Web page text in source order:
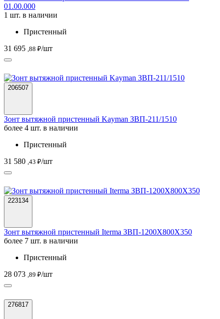
01.00.000
1 шт. в наличии
Пристенный
31 695 ,88 ₽/шт
206507
Зонт вытяжной пристенный Kayman ЗВП-211/1510
более 4 шт. в наличии
Пристенный
31 580 ,43 ₽/шт
223134
Зонт вытяжной пристенный Iterma ЗВП-1200Х800Х350
более 7 шт. в наличии
Пристенный
28 073 ,89 ₽/шт
276817